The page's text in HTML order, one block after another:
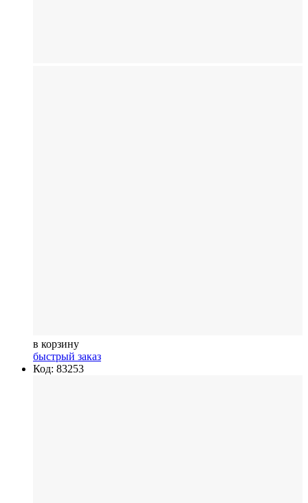
в корзину
быстрый заказ
Код: 83253